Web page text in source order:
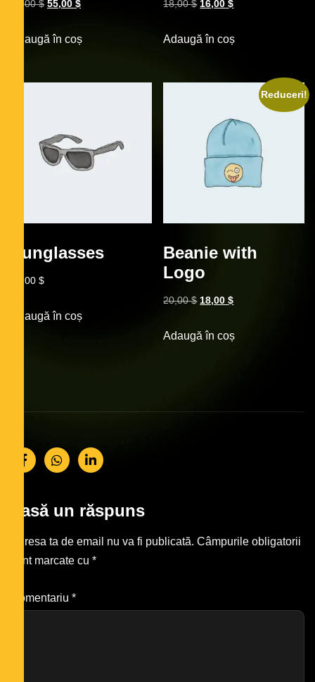
65,00$ 55,00 $
Adaugă în coș
18,00$ 16,00$
Adaugă în coș
Sunglasses
90,00 $
Adaugă în coș
Reduceri!
Beanie with
Logo
20,00$ 18,00$
Adaugă în coș
Lasă un răspuns
Adresa ta de email nu va fi publicată. Câmpurile obligatorii
sunt marcate cu *
Comentariu *